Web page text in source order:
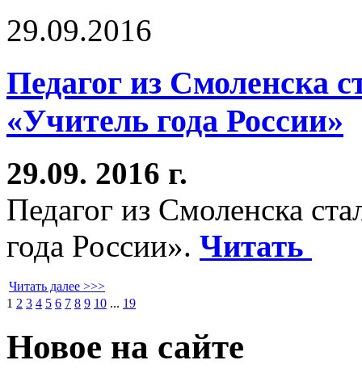
29.09.2016
Педагог из Смоленска
«Учитель года России»
29.09. 2016 г.
Педагог из Смоленска
года России». Читать
Читать далее >>>
1 2 3 4 5 6 7 8 9 10 ... 19
Новое на сайте